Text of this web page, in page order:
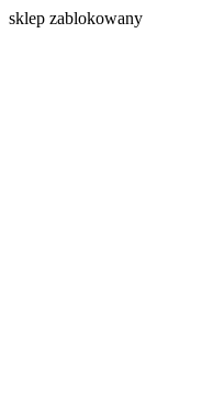
sklep zablokowany